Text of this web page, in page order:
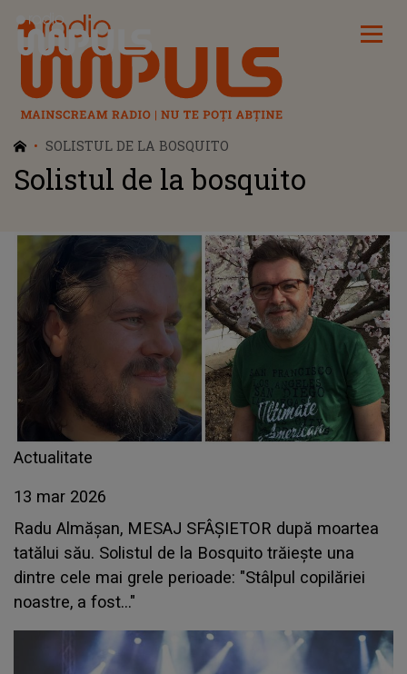
Radio Impuls
SOLISTUL DE LA BOSQUITO
Solistul de la bosquito
Actualitate
13 mar 2026
Radu Almășan, MESAJ SFÂȘIETOR după moartea
tatălui său. Solistul de la Bosquito trăiește una
dintre cele mai grele perioade: "Stâlpul copilăriei
noastre, a fost..."